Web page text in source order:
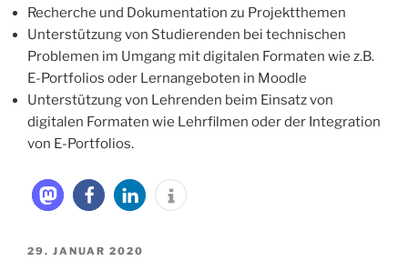
Recherche und Dokumentation zu Projektthemen
Unterstützung von Studierenden bei technischen
Problemen im Umgang mit digitalen Formaten wie z.B.
E-Portfolios oder Lernangeboten in Moodle
Unterstützung von Lehrenden beim Einsatz von
digitalen Formaten wie Lehrfilmen oder der Integration
von E-Portfolios.
VERÖFFENTLICHT
29. JANUAR 2020